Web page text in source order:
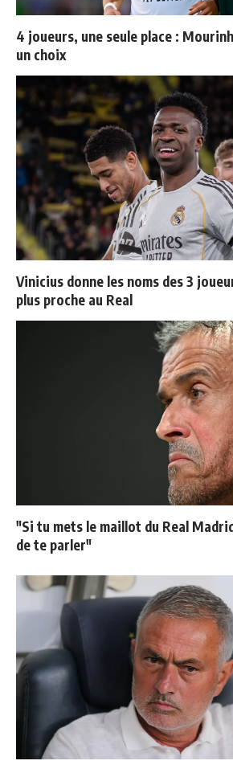
4 joueurs, une seule place :
un choix
Vinicius donne les noms des 3
plus proche au Real
"Si tu mets le maillot du Real
de te parler"